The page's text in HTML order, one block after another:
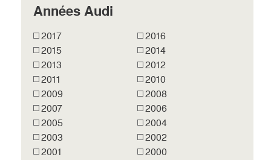
Années Audi
2017
2016
2015
2014
2013
2012
2011
2010
2009
2008
2007
2006
2005
2004
2003
2002
2001
2000